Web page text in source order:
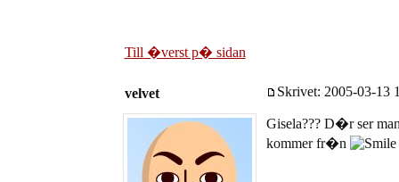
Till �verst p� sidan
velvet Skrivet: 2005-03-13
Gisela??? D�r ser
kommer fr�n